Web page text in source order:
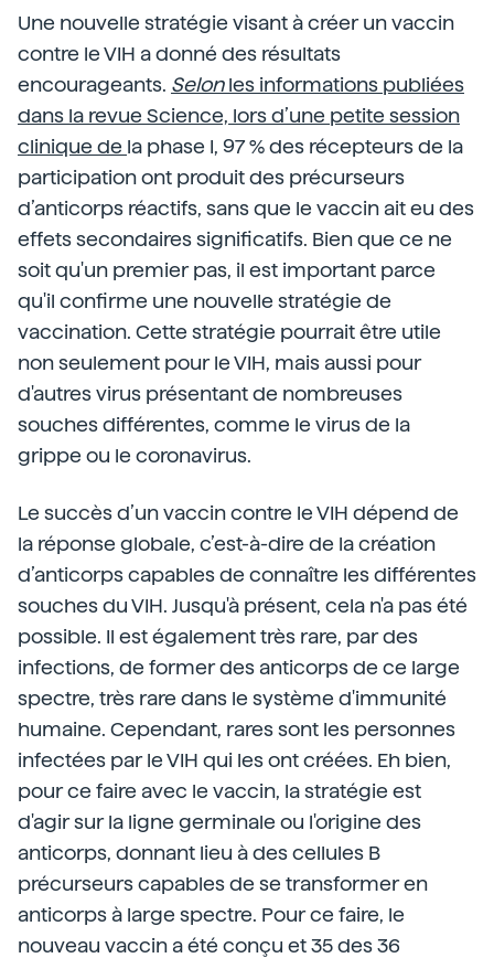
Une nouvelle stratégie visant à créer un vaccin
contre le VIH a donné des résultats
encourageants. Selonles informations publiées
dans la revue Science, lors d’une petite session
clinique de la phase I, 97 % des récepteurs de la
participation ont produit des précurseurs
d’anticorps réactifs, sans que le vaccin ait eu des
effets secondaires significatifs. Bien que ce ne
soit qu'un premier pas, il est important parce
qu'il confirme une nouvelle stratégie de
vaccination. Cette stratégie pourrait être utile
non seulement pour le VIH, mais aussi pour
d'autres virus présentant de nombreuses
souches différentes, comme le virus de la
grippe ou le coronavirus.
Le succès d’un vaccin contre le VIH dépend de
la réponse globale, c’est-à-dire de la création
d’anticorps capables de connaître les différentes
souches du VIH. Jusqu'à présent, cela n'a pas été
possible. Il est également très rare, par des
infections, de former des anticorps de ce large
spectre, très rare dans le système d'immunité
humaine. Cependant, rares sont les personnes
infectées par le VIH qui les ont créées. Eh bien,
pour ce faire avec le vaccin, la stratégie est
d'agir sur la ligne germinale ou l'origine des
anticorps, donnant lieu à des cellules B
précurseurs capables de se transformer en
anticorps à large spectre. Pour ce faire, le
nouveau vaccin a été conçu et 35 des 36